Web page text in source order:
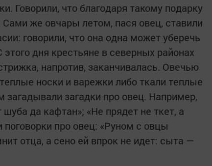
Говорили, что благодаря такому подарку
же овчары летом, пася овец, ставили
говорили, что она одна может уберечь
дня крестьяне в северных районах
напротив, заканчивалась. Овечью
носки и варежки либо ткали теплые
загадки про овец. Например,
да кафтан»; «Не прядет не ткет, а
про овец: «Руном с овцы
отца, а сено ей впрок не идет: сыта —